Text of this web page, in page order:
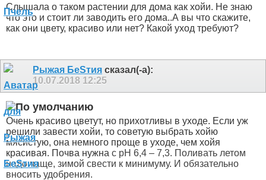
Слышала о таком растении для дома как хойи. Не знаю
что это и стоит ли заводить его дома..А вы что скажите,
как они цвету, красиво или нет? Какой уход требуют?
Рыжая БeSтия сказал(-а):
10.07.2018 12:25
Очень красиво цветут, но прихотливы в уходе. Если уж
решили завести хойи, то советую выбрать хойю
мясистую, она немного проще в уходе, чем хойя
красивая. Почва нужна с pH 6,4 – 7,3. Поливать летом
надо чаще, зимой свести к минимуму. И обязательно
вносить удобрения.